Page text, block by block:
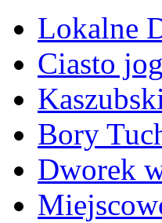
Lokalne
Ciasto
Bory
Dworek